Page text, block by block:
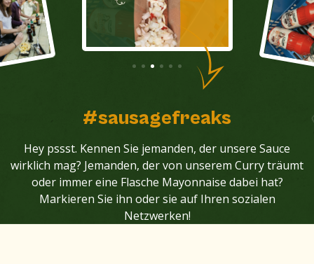
#sausagefreaks
Hey pssst. Kennen Sie jemanden, der unsere Sauce
wirklich mag? Jemanden, der von unserem Curry träumt
oder immer eine Flasche Mayonnaise dabei hat?
Markieren Sie ihn oder sie auf Ihren sozialen
Netzwerken!